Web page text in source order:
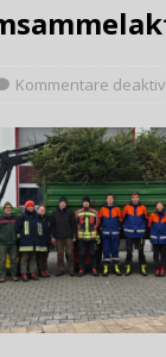
Kommentare